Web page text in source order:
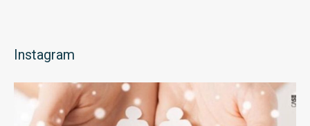
Instagram